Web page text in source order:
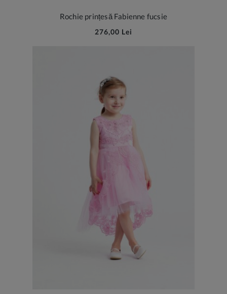
Rochie prințesă Fabienne fucsie
276,00 Lei